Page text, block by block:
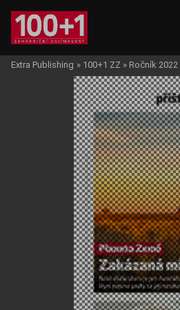
Extra Publishing » 100+1 ZZ » Ročník 2022